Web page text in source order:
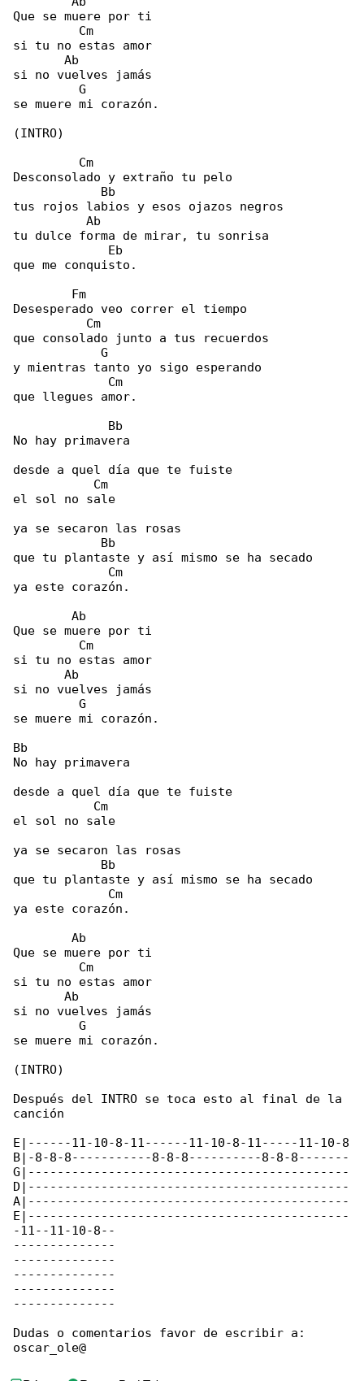
Que se muere por ti
         Cm
si tu no estas amor
       Ab
si no vuelves jamás
         G
se muere mi corazón.
(INTRO)
         Cm
Desconsolado y extraño tu pelo
            Bb
tus rojos labios y esos ojazos negros
          Ab
tu dulce forma de mirar, tu sonrisa
             Eb
que me conquisto.
        Fm
Desesperado veo correr el tiempo
          Cm
que consolado junto a tus recuerdos
            G
y mientras tanto yo sigo esperando
             Cm
que llegues amor.
             Bb
No hay primavera
desde a quel día que te fuiste
           Cm
el sol no sale
ya se secaron las rosas
            Bb
que tu plantaste y así mismo se ha secado
             Cm
ya este corazón.
        Ab
Que se muere por ti
         Cm
si tu no estas amor
       Ab
si no vuelves jamás
         G
se muere mi corazón.
Bb
No hay primavera
desde a quel día que te fuiste
           Cm
el sol no sale
ya se secaron las rosas
            Bb
que tu plantaste y así mismo se ha secado
             Cm
ya este corazón.
        Ab
Que se muere por ti
         Cm
si tu no estas amor
       Ab
si no vuelves jamás
         G
se muere mi corazón.
(INTRO)
Después del INTRO se toca esto al final de la
canción
E|------11-10-8-11------11-10-8-11-----11-10-8
B|-8-8-8-----------8-8-8----------8-8-8-------
G|--------------------------------------------
D|--------------------------------------------
A|--------------------------------------------
E|--------------------------------------------
-11--11-10-8--
--------------
--------------
--------------
--------------
--------------
Dudas o comentarios favor de escribir a:
oscar_ole@